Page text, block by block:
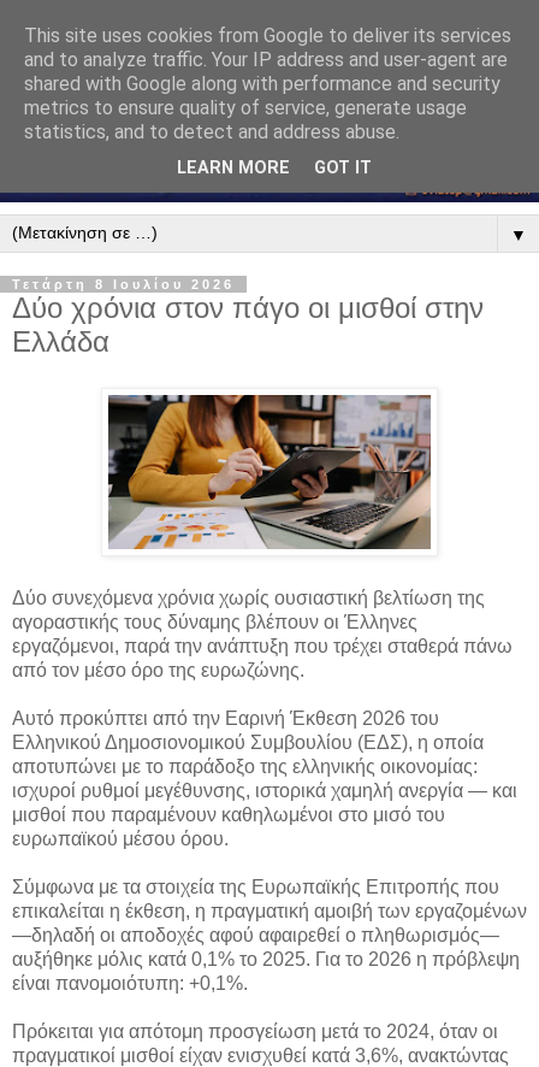
▼
Τετάρτη 8 Ιουλίου 2026
Δύο χρόνια στον πάγο οι μισθοί στην
Ελλάδα
Δύο συνεχόμενα χρόνια χωρίς ουσιαστική βελτίωση της
αγοραστικής τους δύναμης βλέπουν οι Έλληνες
εργαζόμενοι, παρά την ανάπτυξη που τρέχει σταθερά πάνω
από τον μέσο όρο της ευρωζώνης.
Αυτό προκύπτει από την Εαρινή Έκθεση 2026 του
Ελληνικού Δημοσιονομικού Συμβουλίου (ΕΔΣ), η οποία
αποτυπώνει με το παράδοξο της ελληνικής οικονομίας:
ισχυροί ρυθμοί μεγέθυνσης, ιστορικά χαμηλή ανεργία — και
μισθοί που παραμένουν καθηλωμένοι στο μισό του
ευρωπαϊκού μέσου όρου.
Σύμφωνα με τα στοιχεία της Ευρωπαϊκής Επιτροπής που
επικαλείται η έκθεση, η πραγματική αμοιβή των εργαζομένων
—δηλαδή οι αποδοχές αφού αφαιρεθεί ο πληθωρισμός—
αυξήθηκε μόλις κατά 0,1% το 2025. Για το 2026 η πρόβλεψη
είναι πανομοιότυπη: +0,1%.
Πρόκειται για απότομη προσγείωση μετά το 2024, όταν οι
πραγματικοί μισθοί είχαν ενισχυθεί κατά 3,6%, ανακτώντας
This site uses cookies from Google to deliver its services
and to analyze traffic. Your IP address and user-agent are
shared with Google along with performance and security
metrics to ensure quality of service, generate usage
statistics, and to detect and address abuse.
LEARN MORE GOT IT